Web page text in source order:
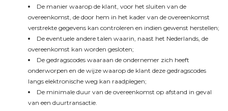
De manier waarop de klant, voor het sluiten van de
overeenkomst, de door hem in het kader van de overeenkomst
verstrekte gegevens kan controleren en indien gewenst herstellen;
De eventuele andere talen waarin, naast het Nederlands, de
overeenkomst kan worden gesloten;
De gedragscodes waaraan de ondernemer zich heeft
onderworpen en de wijze waarop de klant deze gedragscodes
langs elektronische weg kan raadplegen;
De minimale duur van de overeenkomst op afstand in geval
van een duurtransactie.